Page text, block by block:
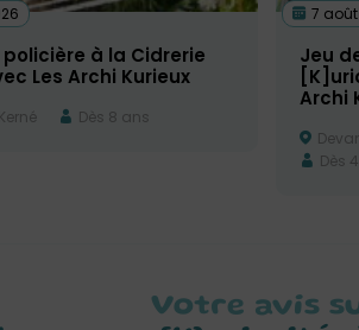
policière à la Cidrerie
Les Archi Kurieux
Dès 8 ans
7
Jeu
Archi
Dès
Votre avis